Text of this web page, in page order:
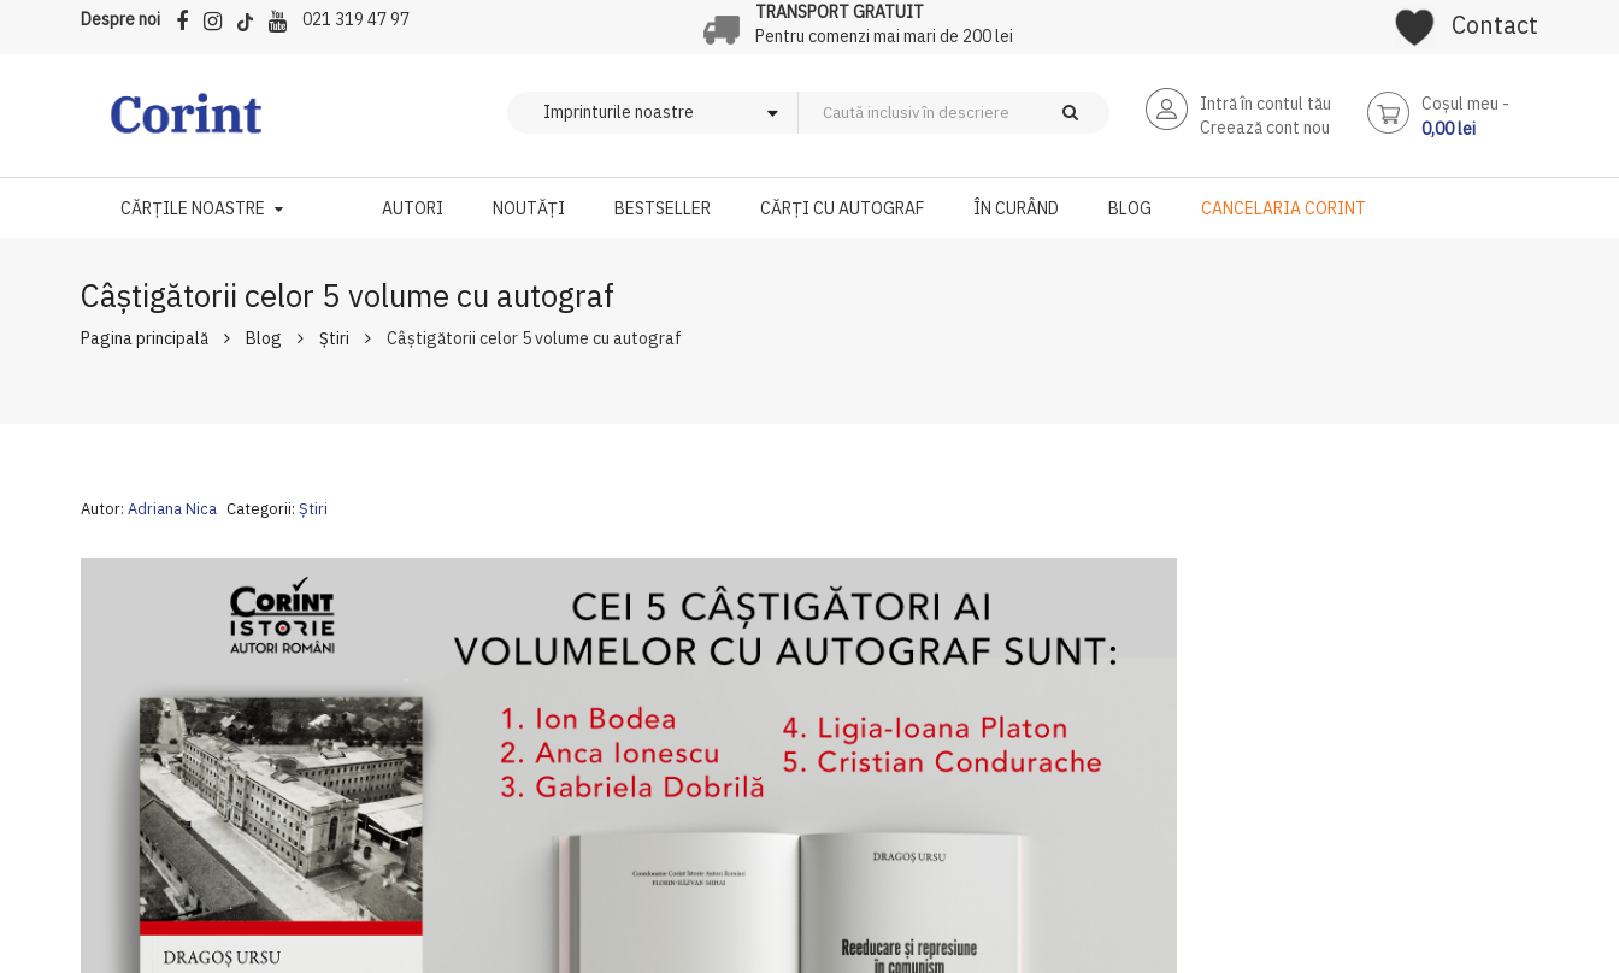
Despre noi 021 319 47 97
TRANSPORT GRATUIT
Pentru comenzi mai mari de 200 lei
Contact
Intră în contul tău
Creează cont nou
Coşul meu
0,00 lei
CĂRȚILE NOASTRE AUTORI NOUTĂȚI BESTSELLER CĂRȚI CU AUTOGRAF ÎN CURÂND BLOG CANCELARIA CORINT
Câștigătorii celor 5 volume cu autograf
Pagina principală Blog Ştiri Câștigătorii celor 5 volume cu autograf
Autor: Adriana Nica Categorii: Ştiri